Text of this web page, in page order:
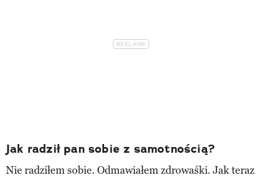
Jak radził pan sobie z samotnością?
Nie radziłem sobie. Odmawiałem zdrowaśki. Jak teraz